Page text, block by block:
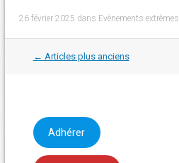
26 février 2025 dans Evènements extrêmes
Navigation
dans
← Articles plus anciens
Adhérer